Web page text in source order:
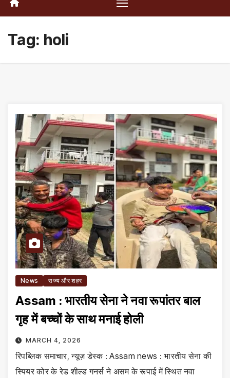
Tag: holi
News राज्य और शहर
Assam : भारतीय सेना ने नवा रूपांतर बाल
गृह में बच्चों के साथ मनाई होली
MARCH 4, 2026
रिपब्लिक समाचार, न्यूज़ डेस्क : Assam news : भारतीय सेना की
स्पियर कोर के रेड शील्ड गनर्स ने असम के रूपाई में स्थित नवा